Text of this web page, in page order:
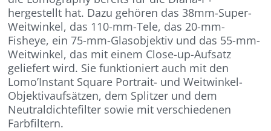
hergestellt hat. Dazu gehören das 38mm-Super-
Weitwinkel, das 110-mm-Tele, das 20-mm-
Fisheye, ein 75-mm-Glasobjektiv und das 55-mm-
Weitwinkel, das mit einem Close-up-Aufsatz
geliefert wird. Sie funktioniert auch mit den
Lomo’Instant Square Portrait- und Weitwinkel-
Objektivaufsätzen, dem Splitzer und dem
Neutraldichtefilter sowie mit verschiedenen
Farbfiltern.